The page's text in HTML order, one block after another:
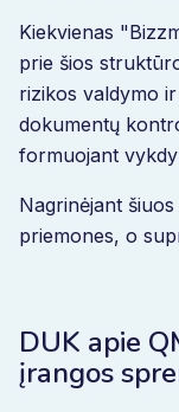
Kiekvienas
prie šios
rizikos valdymo
dokumentų
formuojant
Nagrinėjant
priemones, o
DUK apie
įrangos